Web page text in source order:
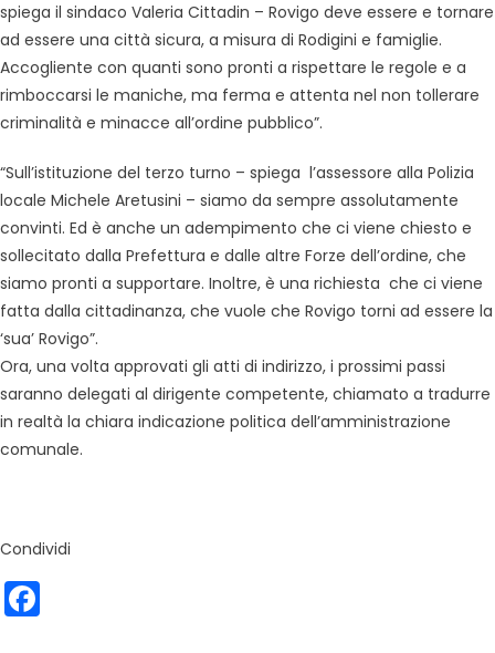
spiega il sindaco Valeria Cittadin – Rovigo deve essere e tornare
ad essere una città sicura, a misura di Rodigini e famiglie.
Accogliente con quanti sono pronti a rispettare le regole e a
rimboccarsi le maniche, ma ferma e attenta nel non tollerare
criminalità e minacce all’ordine pubblico”.
“Sull’istituzione del terzo turno – spiega l’assessore alla Polizia
locale Michele Aretusini – siamo da sempre assolutamente
convinti. Ed è anche un adempimento che ci viene chiesto e
sollecitato dalla Prefettura e dalle altre Forze dell’ordine, che
siamo pronti a supportare. Inoltre, è una richiesta che ci viene
fatta dalla cittadinanza, che vuole che Rovigo torni ad essere la
‘sua’ Rovigo”.
Ora, una volta approvati gli atti di indirizzo, i prossimi passi
saranno delegati al dirigente competente, chiamato a tradurre
in realtà la chiara indicazione politica dell’amministrazione
comunale.
Condividi